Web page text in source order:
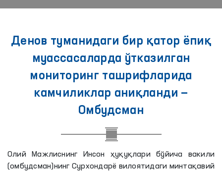
Денов туманидаги бир қатор ёпиқ
муассасаларда ўтказилган
мониторинг ташрифларида
камчиликлар аниқланди —
Омбудсман
Олий Мажлиснинг Инсон ҳуқуқлари бўйича вакили
(омбудсман)нинг Сурхондарё вилоятидаги минтақавий